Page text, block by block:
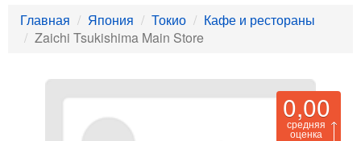
Главная Япония Токио
Кафе и рестораны
Zaichi Tsukishima Main Store
0,00
средняя
оценка